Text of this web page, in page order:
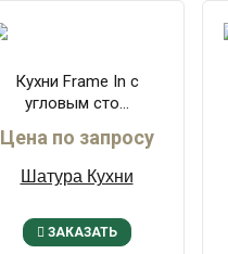
Кухни Frame In с
угловым сто...
Цена по запросу
Шатура Кухни
ЗАКАЗАТЬ